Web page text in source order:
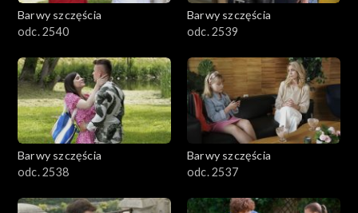
Barwy szczęścia
odc. 2540
Barwy szczęścia
odc. 2539
Barwy szczęścia
odc. 2538
Barwy szczęścia
odc. 2537